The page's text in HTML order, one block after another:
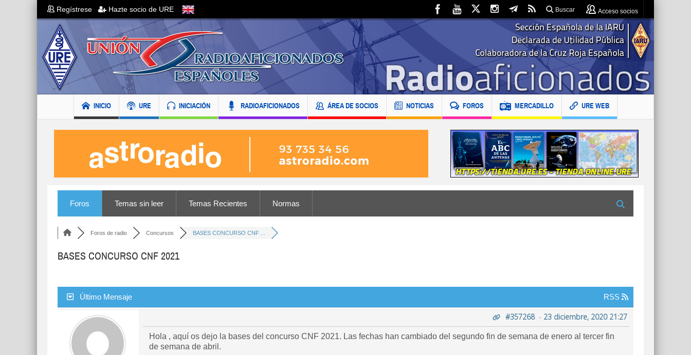
Regístrese Hazte socio de URE Buscar Acceso socios
INICIO URE INICIACIÓN RADIOAFICIONADOS ÁREA DE SOCIOS NOTICIAS FOROS MERCADILLO URE WEB
Foros Temas sin leer Temas Recientes Normas
Foros de radio Concursos BASES CONCURSO CNF ...
BASES CONCURSO CNF 2021
Último Mensaje RSS
#357268- 23 diciembre, 2020 21:27
Hola , aquí os dejo la bases del concurso CNF 2021. Las fechas han cambiado del segundo fin de semana de enero al tercer fin
de semana de abril.